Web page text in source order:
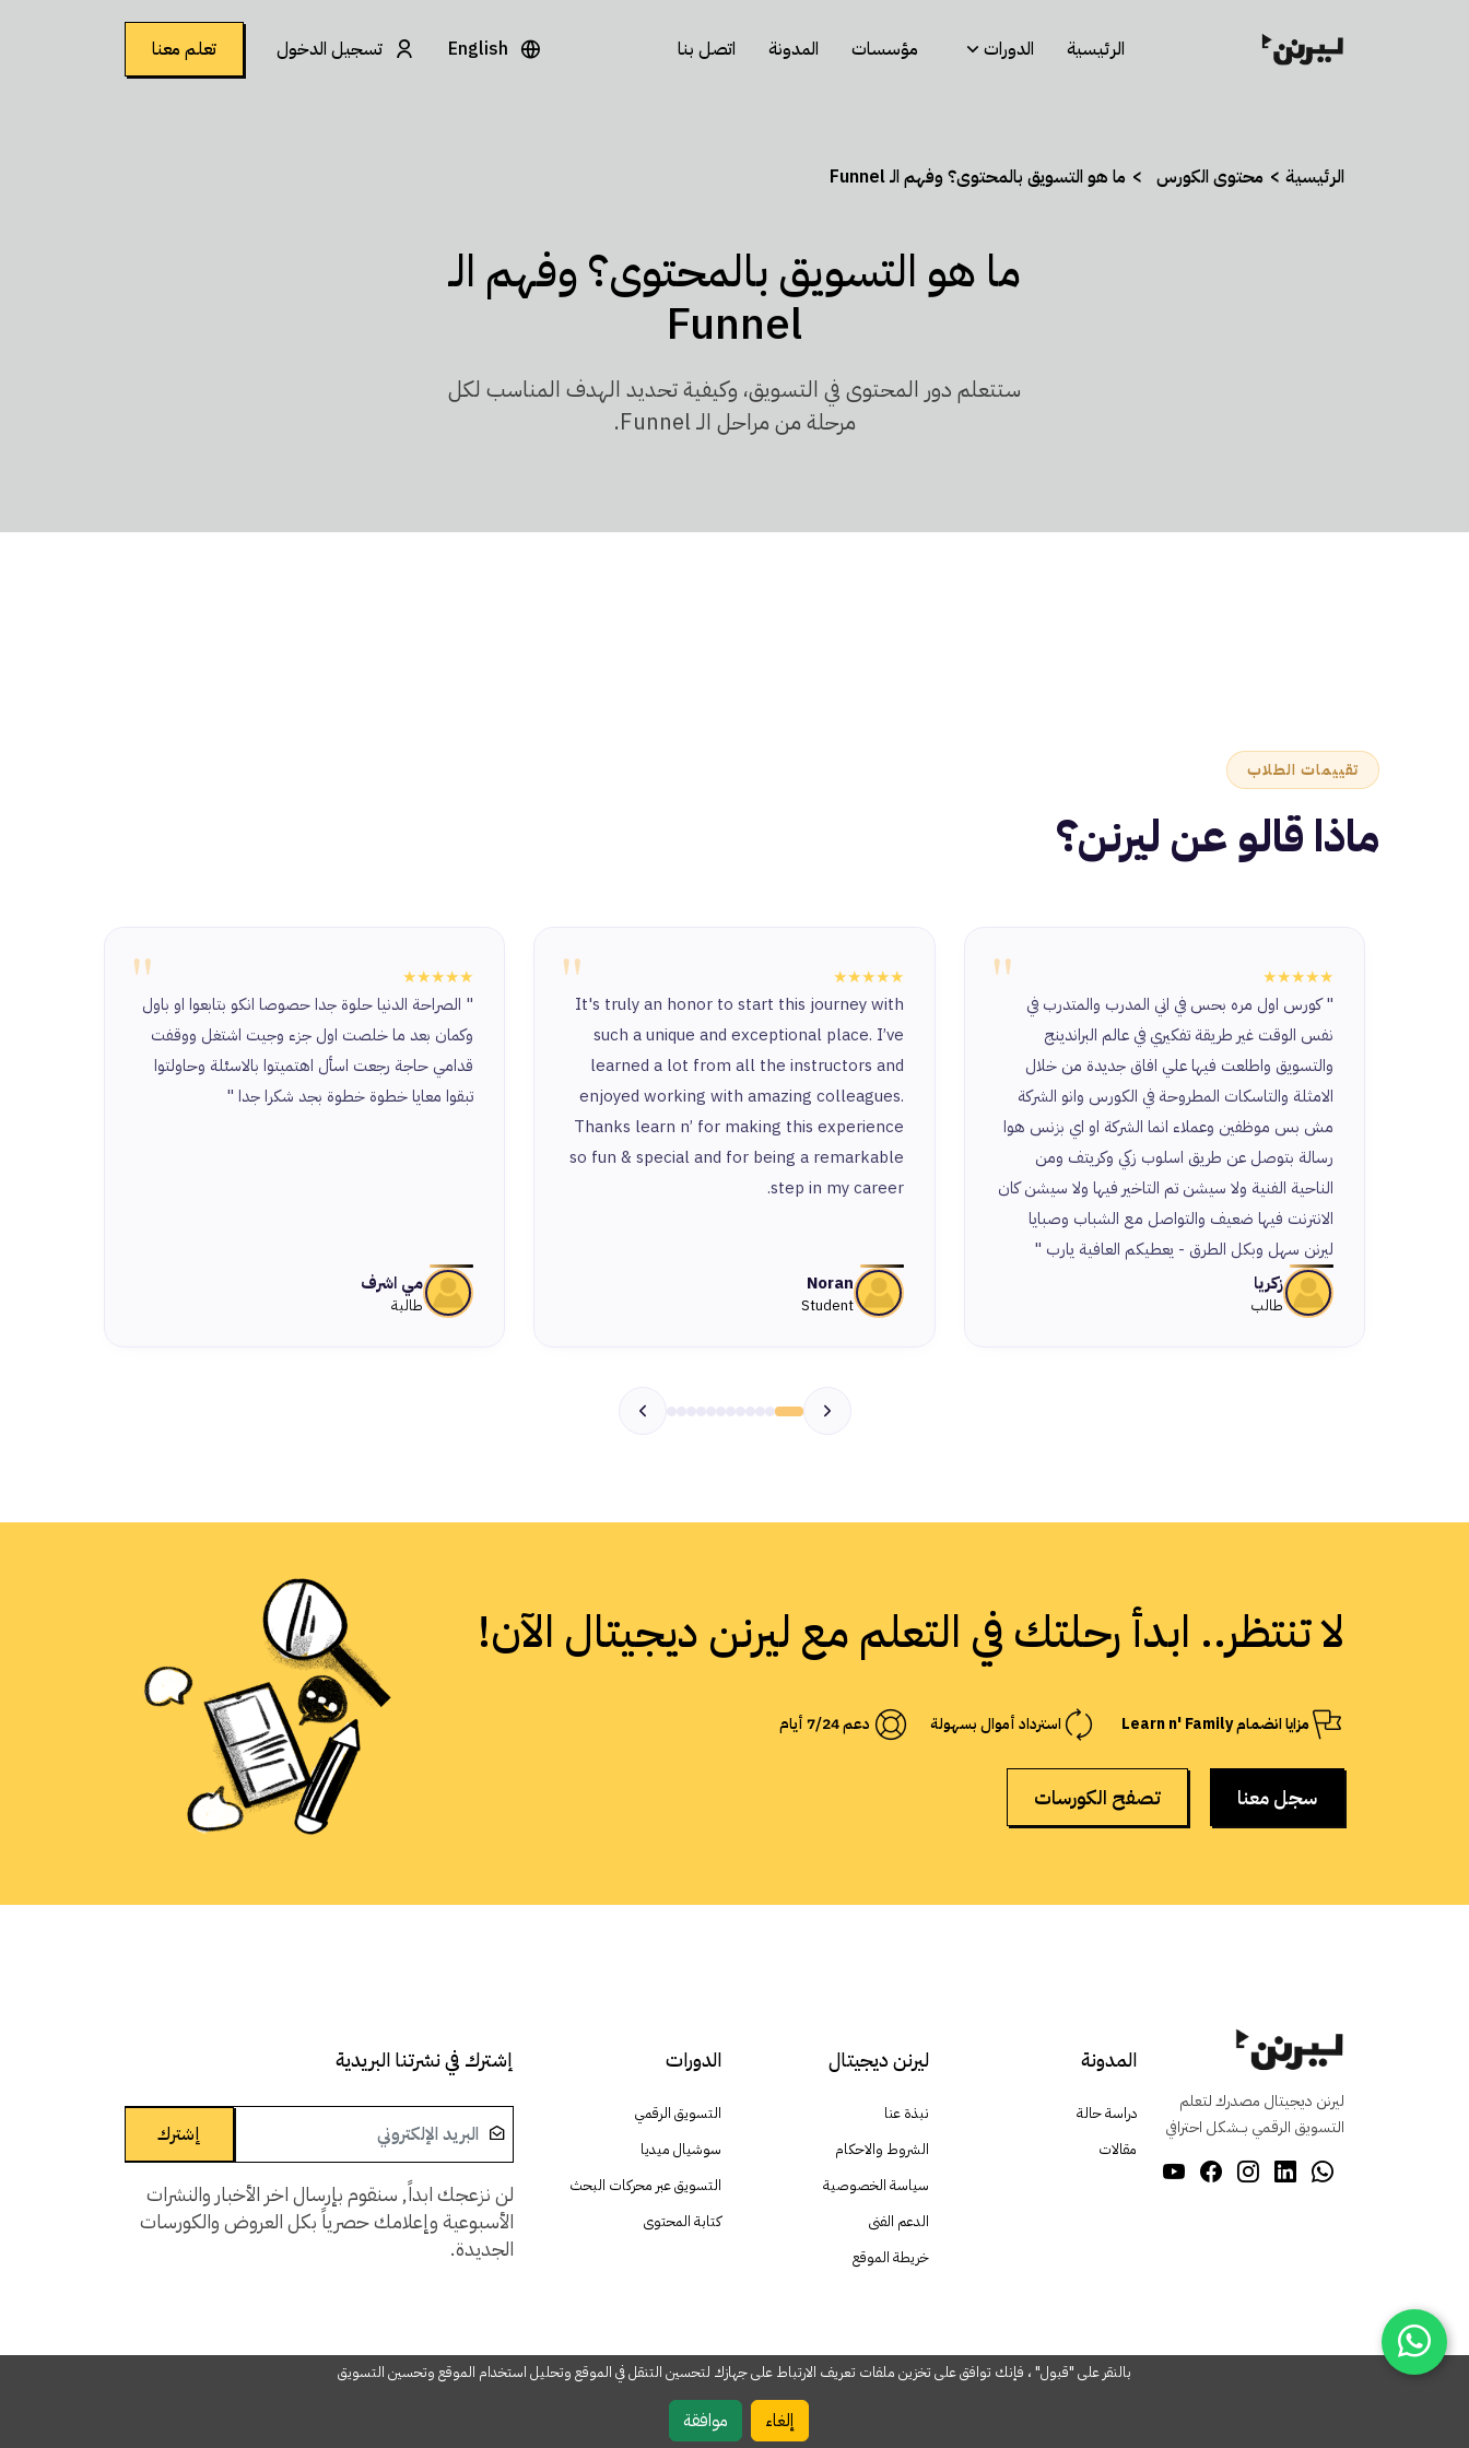
الرئيسية الدورات مؤسسات المدونة اتصل بنا English تسجيل الدخول تعلم معنا
الرئيسية محتوى الكورس ما هو التسويق بالمحتوى؟ وفهم الـ Funnel
ما هو التسويق بالمحتوى؟ وفهم الـ
Funnel
ستتعلم دور المحتوى في التسويق، وكيفية تحديد الهدف المناسب لكل
مرحلة من مراحل الـ Funnel.
تقييمات الطلاب
ماذا قالو عن ليرنن؟
"
★★★★★
" كورس اول مره بحس في اني المدرب والمتدرب في
نفس الوقت غير طريقة تفكيري في عالم البراندينج
والتسويق واطلعت فيها علي افاق جديدة من خلال
الامثلة والتاسكات المطروحة في الكورس وانو الشركة
مش بس موظفين وعملاء انما الشركة او اي بزنس هوا
رسالة بتوصل عن طريق اسلوب زكي وكريتف ومن
الناحية الفنية ولا سيشن تم التاخير فيها ولا سيشن كان
الانترنت فيها ضعيف والتواصل مع الشباب وصبايا
ليرنن سهل وبكل الطرق - يعطيكم العافية يارب "
زكريا
طالب
"
★★★★★
It's truly an honor to start this journey with
such a unique and exceptional place. I’ve
learned a lot from all the instructors and
enjoyed working with amazing colleagues.
Thanks learn n’ for making this experience
so fun & special and for being a remarkable
step in my career.
Noran
Student
"
★★★★★
" الصراحة الدنيا حلوة جدا حصوصا انكو بتابعوا او باول
وكمان بعد ما خلصت اول جزء وجيت اشتغل ووقفت
قدامي حاجة رجعت اسأل اهتميتوا بالاسئلة وحاولتوا
تبقوا معايا خطوة خطوة بجد شكرا جدا "
مي اشرف
طالبة
لا تنتظر.. ابدأ رحلتك في التعلم مع ليرنن ديجيتال الآن!
مزايا انضمام Learn n' Family استرداد أموال بسهولة دعم 7/24 أيام
سجل معنا تصفح الكورسات
ليرنن ديجيتال مصدرك لتعلم
التسويق الرقمي بــشكل احترافي
المدونة
دراسة حالة
مقالات
ليرنن ديجيتال
نبذة عنا
الشروط والاحكام
سياسة الخصوصية
الدعم الفنى
خريطة الموقع
الدورات
التسويق الرقمي
سوشيال ميديا
التسويق عبر محركات البحث
كتابة المحتوى
إشترك في نشرتنا البريدية
إشترك
لن نزعجك ابداً, سنقوم بإرسال اخر الأخبار والنشرات
الأسبوعية وإعلامك حصرياً بكل العروض والكورسات
الجديدة.
بالنقر على "قبول" ، فإنك توافق على تخزين ملفات تعريف الارتباط على جهازك لتحسين التنقل في الموقع وتحليل استخدام الموقع وتحسين التسويق
موافقة إلغاء